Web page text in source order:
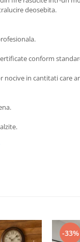
deosebita.
conform
in cantitati care
-33%